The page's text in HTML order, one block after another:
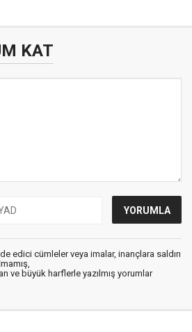
KAT
edici cümleler veya imalar, inançlara saldırı
ve büyük harflerle yazılmış yorumlar